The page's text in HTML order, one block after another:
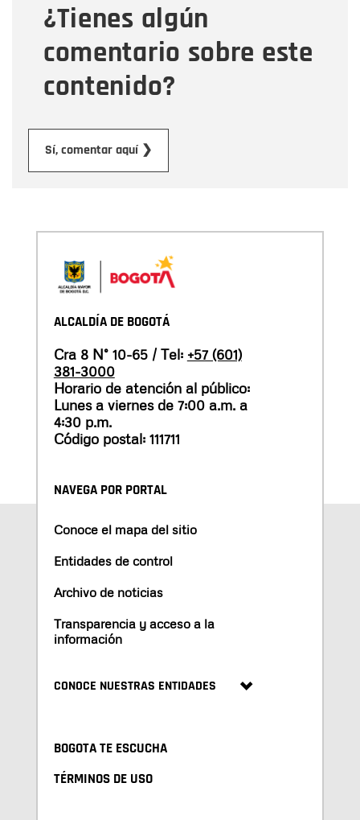
¿Tienes algún
comentario sobre este
contenido?
Sí, comentar aquí ❯
Mensaje
ALCALDÍA DE BOGOTÁ
Cra 8 N° 10-65 / Tel: +57 (601)
381-3000
Horario de atención al público:
Lunes a viernes de 7:00 a.m. a
4:30 p.m.
Código postal: 111711
NAVEGA POR PORTAL
Conoce el mapa del sitio
Entidades de control
Archivo de noticias
Transparencia y acceso a la
información
CONOCE NUESTRAS ENTIDADES
BOGOTA TE ESCUCHA
TÉRMINOS DE USO